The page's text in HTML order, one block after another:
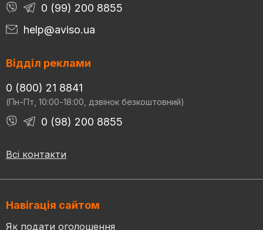
0 (99) 200 8855
help@aviso.ua
Відділ реклами
0 (800) 21 8841
(Пн-Пт, 10:00-18:00, дзвінок безкоштовний)
0 (98) 200 8855
Всі контакти
Навігація сайтом
Як подати оголошення